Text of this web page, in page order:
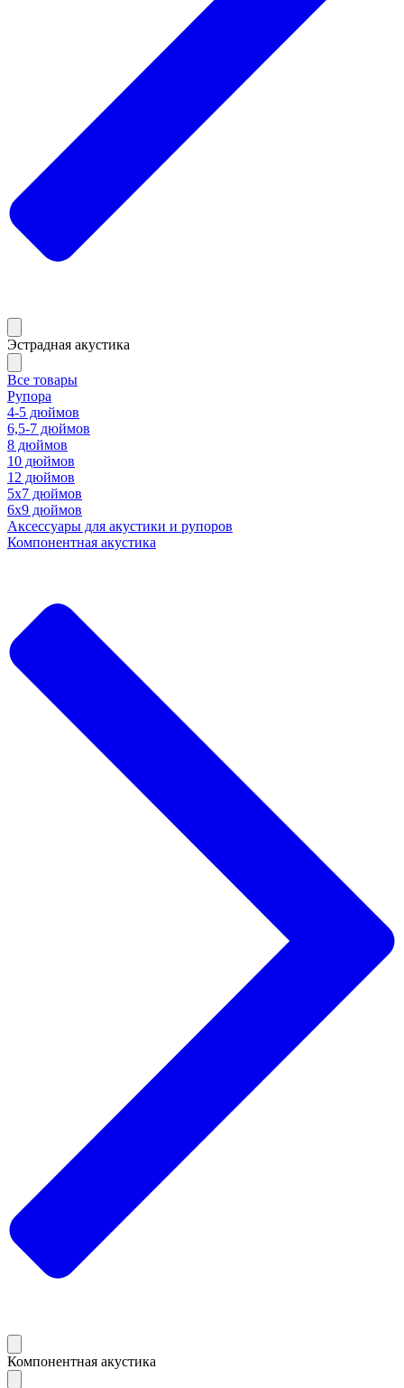
Эстрадная акустика
Все товары
Рупора
4-5 дюймов
6,5-7 дюймов
8 дюймов
10 дюймов
12 дюймов
5x7 дюймов
6х9 дюймов
Аксессуары для акустики и рупоров
Компонентная акустика
Компонентная акустика